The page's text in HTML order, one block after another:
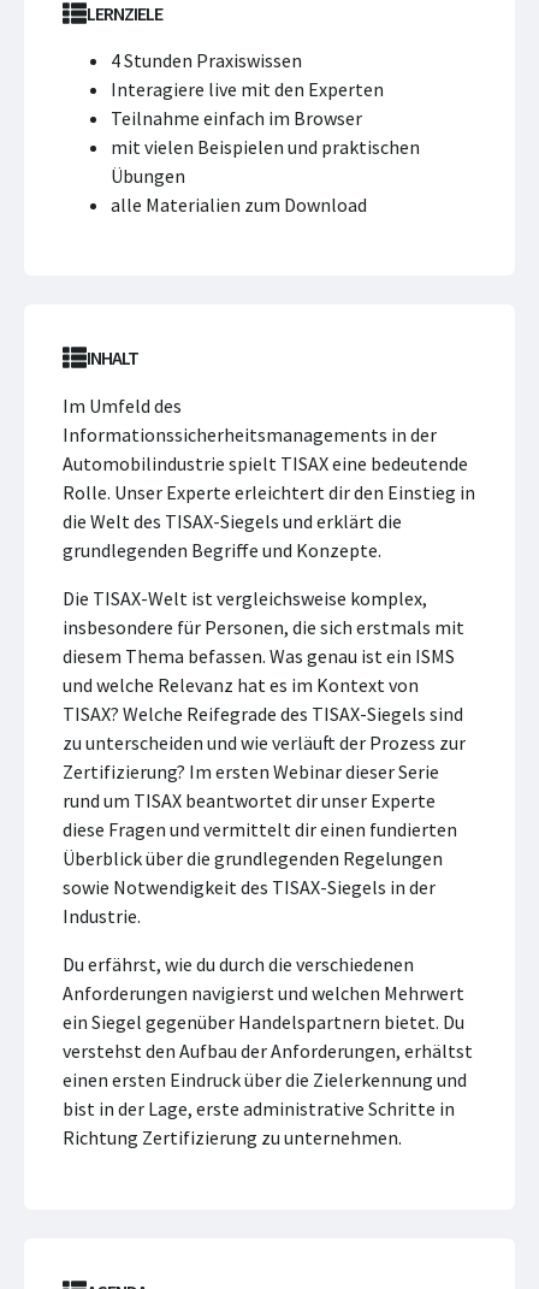
LERNZIELE
4 Stunden Praxiswissen
Interagiere live mit den Experten
Teilnahme einfach im Browser
mit vielen Beispielen und praktischen
Übungen
alle Materialien zum Download
INHALT
Im Umfeld des
Informationssicherheitsmanagements in der
Automobilindustrie spielt TISAX eine bedeutende
Rolle. Unser Experte erleichtert dir den Einstieg in
die Welt des TISAX-Siegels und erklärt die
grundlegenden Begriffe und Konzepte.
Die TISAX-Welt ist vergleichsweise komplex,
insbesondere für Personen, die sich erstmals mit
diesem Thema befassen. Was genau ist ein ISMS
und welche Relevanz hat es im Kontext von
TISAX? Welche Reifegrade des TISAX-Siegels sind
zu unterscheiden und wie verläuft der Prozess zur
Zertifizierung? Im ersten Webinar dieser Serie
rund um TISAX beantwortet dir unser Experte
diese Fragen und vermittelt dir einen fundierten
Überblick über die grundlegenden Regelungen
sowie Notwendigkeit des TISAX-Siegels in der
Industrie.
Du erfährst, wie du durch die verschiedenen
Anforderungen navigierst und welchen Mehrwert
ein Siegel gegenüber Handelspartnern bietet. Du
verstehst den Aufbau der Anforderungen, erhältst
einen ersten Eindruck über die Zielerkennung und
bist in der Lage, erste administrative Schritte in
Richtung Zertifizierung zu unternehmen.